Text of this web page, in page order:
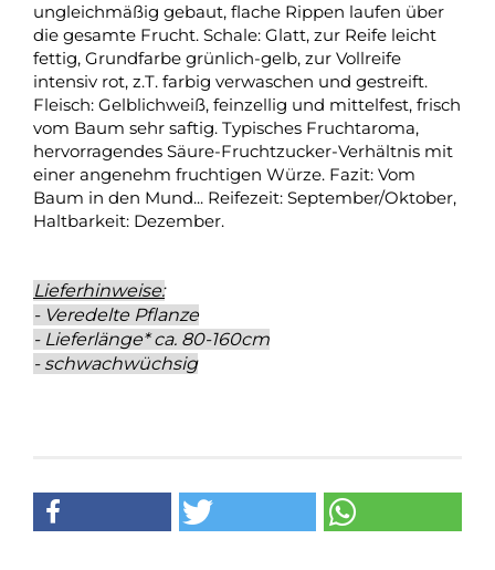
ungleichmäßig gebaut, flache Rippen laufen über
die gesamte Frucht. Schale: Glatt, zur Reife leicht
fettig, Grundfarbe grünlich-gelb, zur Vollreife
intensiv rot, z.T. farbig verwaschen und gestreift.
Fleisch: Gelblichweiß, feinzellig und mittelfest, frisch
vom Baum sehr saftig. Typisches Fruchtaroma,
hervorragendes Säure-Fruchtzucker-Verhältnis mit
einer angenehm fruchtigen Würze. Fazit: Vom
Baum in den Mund... Reifezeit: September/Oktober,
Haltbarkeit: Dezember.
Lieferhinweise:
- Veredelte Pflanze
- Lieferlänge* ca. 80-160cm
- schwachwüchsig